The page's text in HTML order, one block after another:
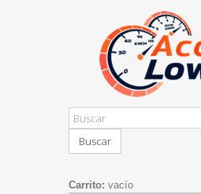
Buscar
Carrito: vacío